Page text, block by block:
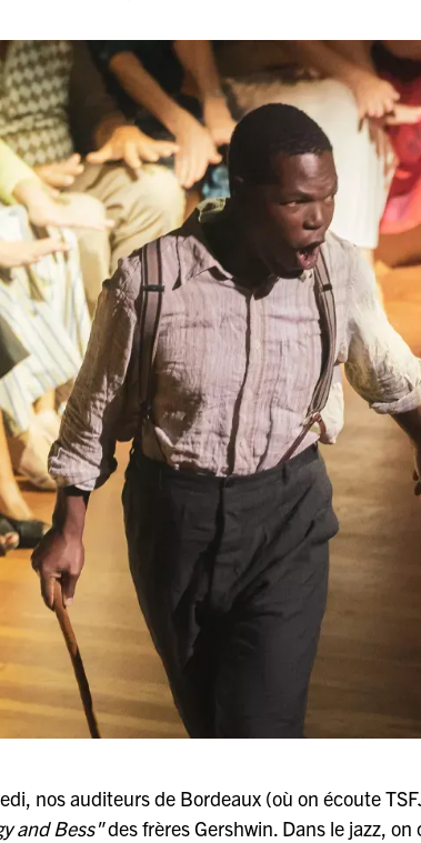
nos auditeurs de Bordeaux (où on écoute
and Bess"des frères Gershwin. Dans le jazz,